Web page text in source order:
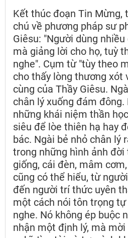
Kết thúc đoạn Tin Mừng,
chú về phương pháp sư
Giêsu: "Người dùng
mà giảng lời cho họ, tuỳ
nghe". Cụm từ "tùy theo
cho thấy lòng thương xót
cùng của Thầy Giêsu.
chân lý xuống đám đông.
những khái niệm thần
siêu để lòe thiên hạ hay
bác. Ngài bẻ nhỏ chân lý
trong những hình ảnh
giống, cái đèn, mâm
cũng có thể hiểu, từ
đến người trí thức uyên
một cách nói tôn trọng
nghe. Nó không ép buộc
nhận một định lý, mà